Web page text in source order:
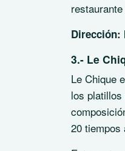
Dirección:
3.- Le
Le Chique
los
20 tiempos